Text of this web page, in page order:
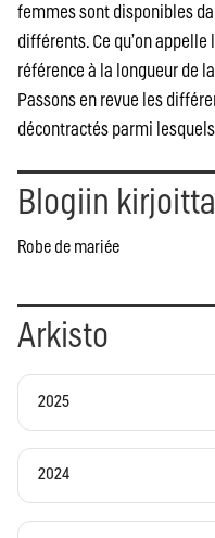
femmes sont disponibles
différents. Ce qu’on
référence à la longueur de
Passons en revue les
décontractés parmi
Blogiin
Robe de mariée
Arkisto
2025
2024